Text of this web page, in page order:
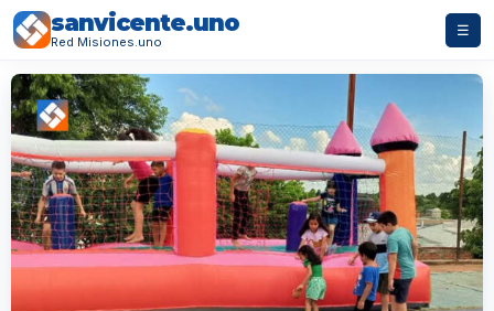
sanvicente.uno
Red Misiones.uno
☰